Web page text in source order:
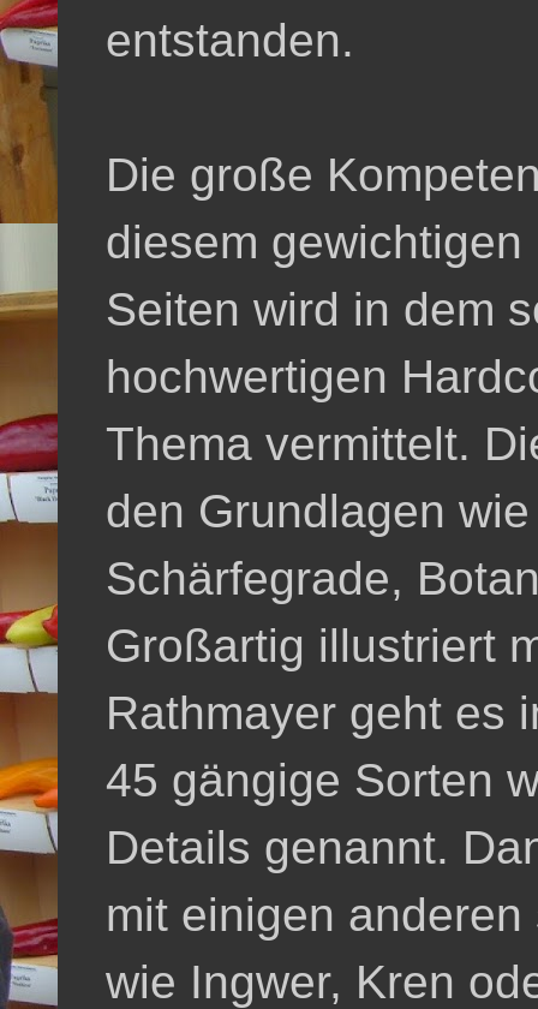
entstanden.
Die große
diesem
Seiten wird in dem
hochwertigen
Thema vermittelt.
den Grundlagen
Schärfegrade,
Großartig illustriert
Rathmayer geht es
45 gängige Sorten
Details genannt.
mit einigen
wie Ingwer, Kren